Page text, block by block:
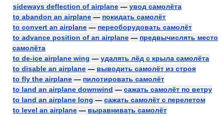
sideways deflection of airplane — увод самолёта
to abandon an airplane — покидать самолёт
to convert an airplane — переоборудовать самолёт
to advance position of an airplane — предвычислять место
самолёта
to de-ice airplane wing — удалять лёд с крыла самолёта
to disable an airplane — выводить самолёт из строя
to fly the airplane — пилотировать самолёт
to land an airplane downwind — сажать самолёт по ветру
to land an airplane long — сажать самолёт с перелетом
to level an airplane — выравнивать самолёт